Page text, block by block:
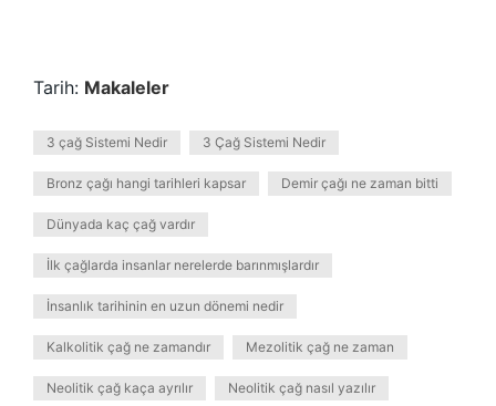
Tarih: Makaleler
3 çağ Sistemi Nedir 3 Çağ Sistemi Nedir
Bronz çağı hangi tarihleri kapsar Demir çağı ne zaman bitti
Dünyada kaç çağ vardır
İlk çağlarda insanlar nerelerde barınmışlardır
İnsanlık tarihinin en uzun dönemi nedir
Kalkolitik çağ ne zamandır Mezolitik çağ ne zaman
Neolitik çağ kaça ayrılır Neolitik çağ nasıl yazılır